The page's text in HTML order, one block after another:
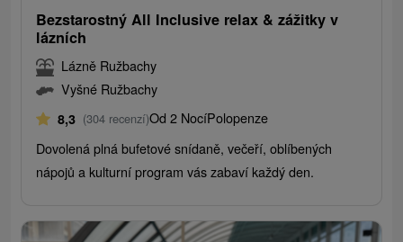
Bezstarostný All Inclusive relax & zážitky v
lázních
Lázně Ružbachy
Vyšné Ružbachy
8,3 (304 recenzí)Od 2 NocíPolopenze
Dovolená plná bufetové snídaně, večeří, oblíbených
nápojů a kulturní program vás zabaví každý den.